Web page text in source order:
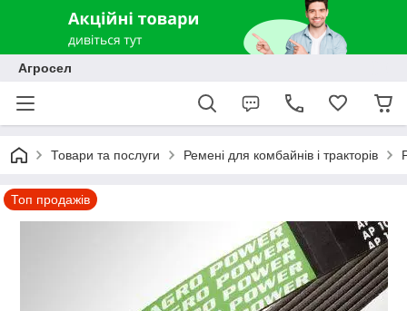
Агросел
Товари та послуги Ремені для комбайнів і тракторів
Топ продажів